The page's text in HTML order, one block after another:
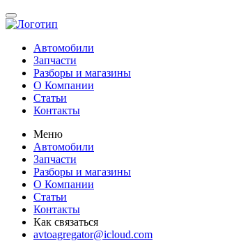
Автомобили
Запчасти
Разборы и магазины
О Компании
Статьи
Контакты
Меню
Автомобили
Запчасти
Разборы и магазины
О Компании
Статьи
Контакты
Как связаться
avtoagregator@icloud.com